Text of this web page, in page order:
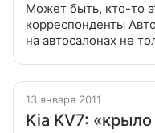
Может быть, кто-то
корреспонденты
на автосалонах не
13 января 2011
Kia KV7: